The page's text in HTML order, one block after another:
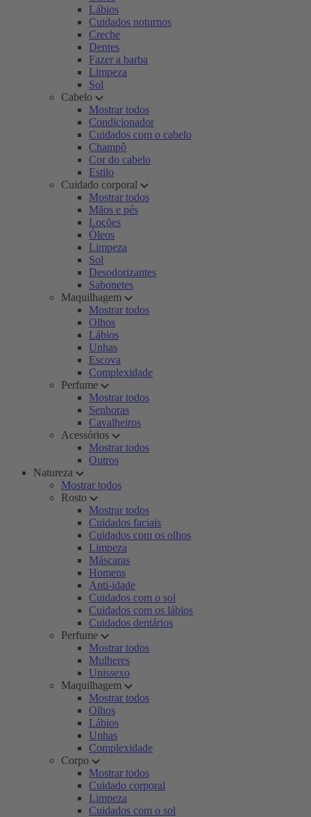
Lábios
Cuidados noturnos
Creche
Dentes
Fazer a barba
Limpeza
Sol
Cabelo
Mostrar todos
Condicionador
Cuidados com o cabelo
Champô
Cor do cabelo
Estilo
Cuidado corporal
Mostrar todos
Mãos e pés
Loções
Óleos
Limpeza
Sol
Desodorizantes
Sabonetes
Maquilhagem
Mostrar todos
Olhos
Lábios
Unhas
Escova
Complexidade
Perfume
Mostrar todos
Senhoras
Cavalheiros
Acessórios
Mostrar todos
Outros
Natureza
Mostrar todos
Rosto
Mostrar todos
Cuidados faciais
Cuidados com os olhos
Limpeza
Máscaras
Homens
Anti-idade
Cuidados com o sol
Cuidados com os lábios
Cuidados dentários
Perfume
Mostrar todos
Mulheres
Unissexo
Maquilhagem
Mostrar todos
Olhos
Lábios
Unhas
Complexidade
Corpo
Mostrar todos
Cuidado corporal
Limpeza
Cuidados com o sol